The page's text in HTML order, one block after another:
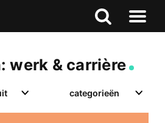
Zoeken
Naar
werk & carrière
categorieën
Zoeken